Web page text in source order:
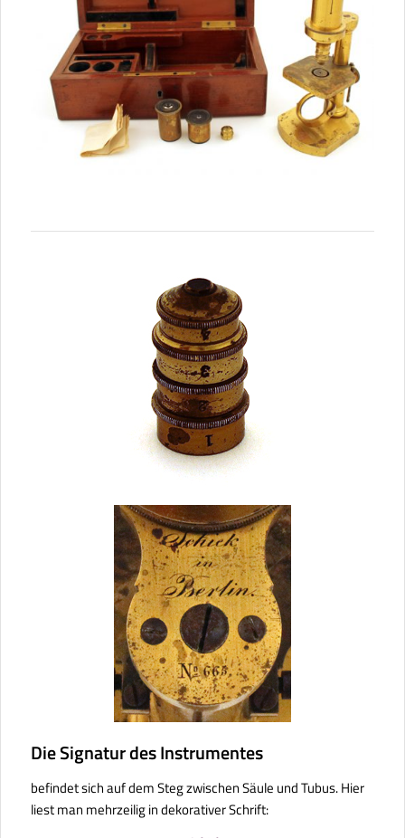
Die Signatur des Instrumentes
befindet sich auf dem Steg zwischen Säule und Tubus. Hier
liest man mehrzeilig in dekorativer Schrift: